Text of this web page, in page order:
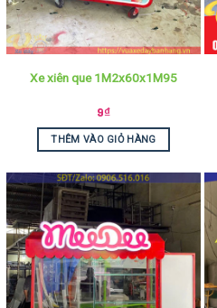
Xe xiên que 1M2x60x1M95
9₫
THÊM VÀO GIỎ HÀNG